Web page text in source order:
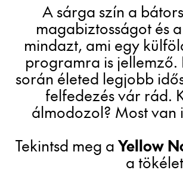
A sárga szín a
magabiztosságot és
mindazt, ami egy
programra is
során életed legjobb
felfedezés vár rád.
álmodozol? Most van
Tekintsd meg a Yellow
a